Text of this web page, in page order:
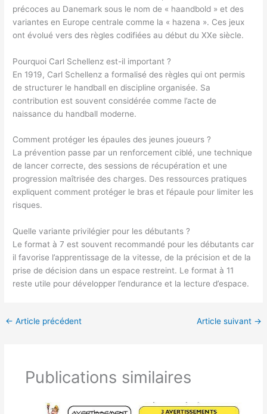
précoces au Danemark sous le nom de « haandbold » et des
variantes en Europe centrale comme la « hazena ». Ces jeux
ont évolué vers des règles codifiées au début du XXe siècle.
Pourquoi Carl Schellenz est-il important ?
En 1919, Carl Schellenz a formalisé des règles qui ont permis
de structurer le handball en discipline organisée. Sa
contribution est souvent considérée comme l’acte de
naissance du handball moderne.
Comment protéger les épaules des jeunes joueurs ?
La prévention passe par un renforcement ciblé, une technique
de lancer correcte, des sessions de récupération et une
progression maîtrisée des charges. Des ressources pratiques
expliquent comment protéger le bras et l’épaule pour limiter les
risques.
Quelle variante privilégier pour les débutants ?
Le format à 7 est souvent recommandé pour les débutants car
il favorise l’apprentissage de la vitesse, de la précision et de la
prise de décision dans un espace restreint. Le format à 11
reste utile pour développer l’endurance et la lecture d’espace.
← Article précédent Article suivant →
Publications similaires